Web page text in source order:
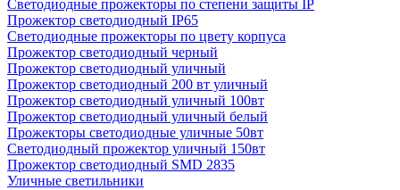
Светодиодные прожекторы по степени защиты IP
Прожектор светодиодный IP65
Светодиодные прожекторы по цвету корпуса
Прожектор светодиодный черный
Прожектор светодиодный уличный
Прожектор светодиодный 200 вт уличный
Прожектор светодиодный уличный 100вт
Прожектор светодиодный уличный белый
Прожекторы светодиодные уличные 50вт
Светодиодный прожектор уличный 150вт
Прожектор светодиодный SMD 2835
Уличные светильники